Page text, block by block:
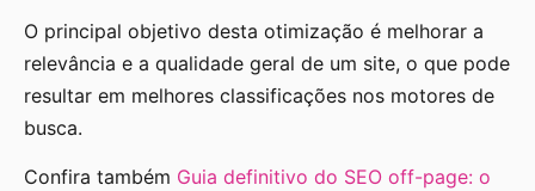
O principal objetivo desta otimização é melhorar a
relevância e a qualidade geral de um site, o que pode
resultar em melhores classificações nos motores de
busca.
Confira também Guia definitivo do SEO off-page: o